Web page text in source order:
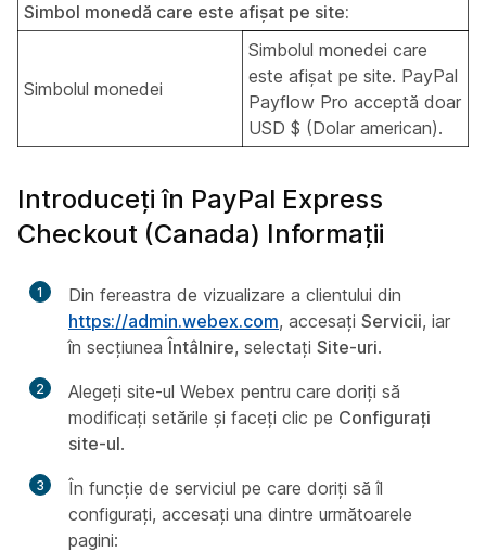
Simbol monedă care este afișat pe site:
Simbolul monedei
Simbolul monedei care
este afișat pe site. PayPal
Payflow Pro acceptă doar
USD $ (Dolar american).
Introduceți în PayPal Express
Checkout (Canada) Informații
1
Din fereastra de vizualizare a clientului din
https://admin.webex.com, accesați Servicii, iar
în secțiunea Întâlnire, selectați Site-uri.
2
Alegeți site-ul Webex pentru care doriți să
modificați setările și faceți clic pe Configurați
site-ul.
3
În funcție de serviciul pe care doriți să îl
configurați, accesați una dintre următoarele
pagini: